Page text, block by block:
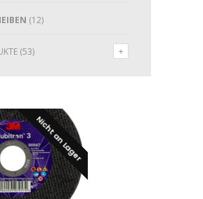
(12)
(53)
Nicht an Lager